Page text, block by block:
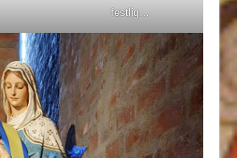
festlig…